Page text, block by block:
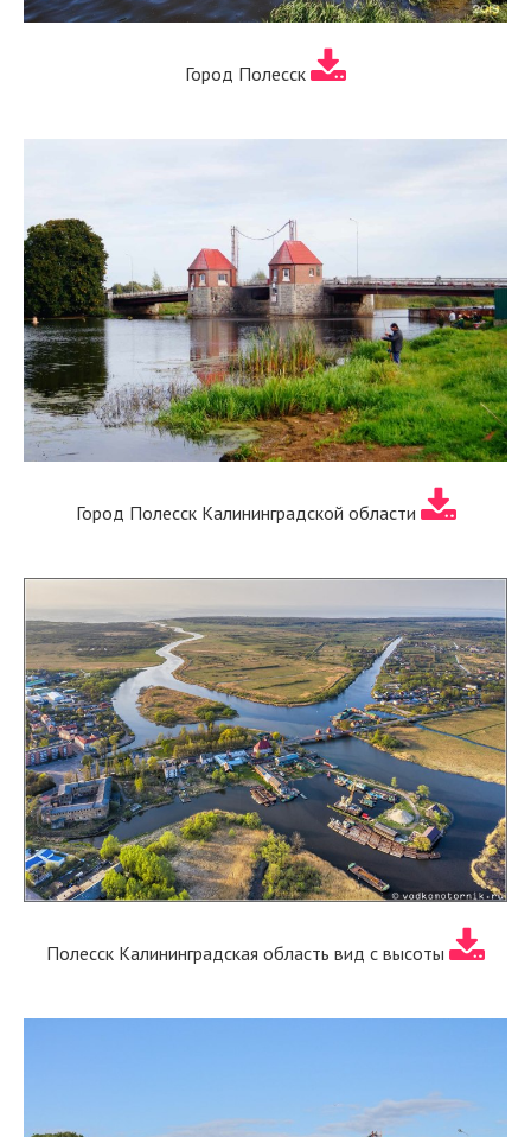
Город Полесск
Город Полесск Калининградской области
Полесск Калининградская область вид с высоты